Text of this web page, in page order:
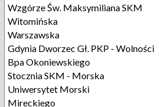
Wzgórze Św. Maksymiliana SKM
Witomińska
Warszawska
Gdynia Dworzec Gł. PKP - Wolności
Bpa Okoniewskiego
Stocznia SKM - Morska
Uniwersytet Morski
Mireckiego